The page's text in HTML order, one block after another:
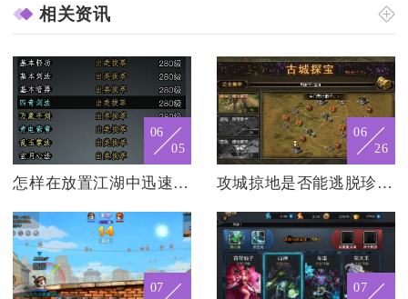
相关资讯
06
05
怎样在放置江湖中迅速刷满属性
06
26
攻城掠地是否能逃脱珍宝的围追
07
07